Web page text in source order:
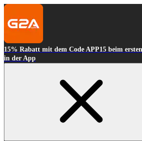
15% Rabatt mit dem Code APP15 beim
in der App